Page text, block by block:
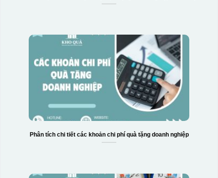
Phân tích chi tiết các khoản chi phí quà tặng doanh nghiệp